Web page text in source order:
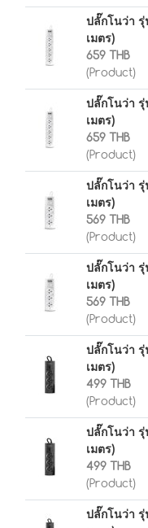
ปลั๊กโนว่า รุ่
เมตร)
659 THB
(Product)
ปลั๊กโนว่า รุ่
เมตร)
659 THB
(Product)
ปลั๊กโนว่า รุ่
เมตร)
569 THB
(Product)
ปลั๊กโนว่า รุ่
เมตร)
569 THB
(Product)
ปลั๊กโนว่า รุ่
เมตร)
499 THB
(Product)
ปลั๊กโนว่า รุ่
เมตร)
499 THB
(Product)
ปลั๊กโนว่า รุ่